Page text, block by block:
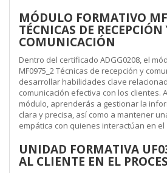
MÓDULO FORMATIVO
TÉCNICAS DE RECEPCIÓN
COMUNICACIÓN
Dentro del certificado ADGG0208, el
MF0975_2 Técnicas de recepción y
desarrollar habilidades clave
comunicación efectiva con los clientes.
módulo, aprenderás a gestionar la
clara y precisa, así como a mantener
empática con quienes interactúan en
UNIDAD FORMATIVA
AL CLIENTE EN EL